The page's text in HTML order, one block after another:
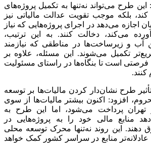
طرح می‌تواند نه‌تنها به تکمیل پروژه‌های
بلکه موجب تقویت عدالت مالیاتی نیز
اجازه می‌دهد در اجرای پروژه‌هایی که نیاز
می‌کند، دخالت کنند. به این ترتیب،
آب و زیرساخت‌ها در مناطقی که نیازمند
تکمیل می‌شوند. این مسئله، علاوه بر
فرصتی است تا بنگاه‌ها در راستای مسئولیت
کنند.
طرح نشان‌دار کردن مالیات‌ها بر توسعه
افزود: اکنون بیشتر مالیات‌ها از سوی
پرداخت می‌شود، اما این طرح به
منابع مالی خود را به پروژه‌هایی در
دهند. این روند نه‌تنها محرک توسعه محلی
عادلانه‌تر منابع در سراسر کشور کمک خواهد